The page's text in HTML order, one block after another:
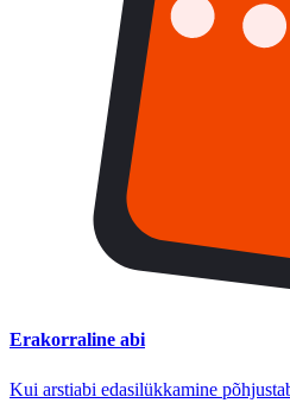
Erakorraline abi
Kui arstiabi edasilükkamine